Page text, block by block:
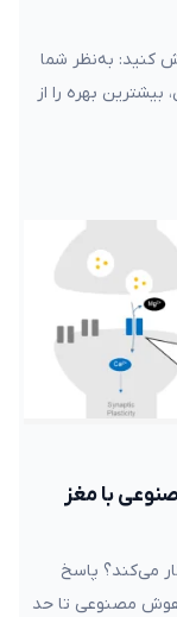
کنید: به‌نظر شما
بهره را از
با مغز
می‌کند؟ پاسخ
هوش مصنوعی تا حد